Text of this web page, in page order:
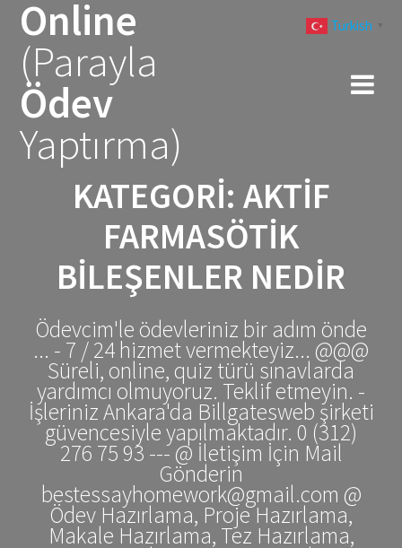
Online
(Parayla
Ödev
Yaptırma)
KATEGORI: AKTIF
FARMASÖTIK
BILEŞENLER NEDIR
Ödevcim'le ödevleriniz bir adım önde
... - 7 / 24 hizmet vermekteyiz... @@@
Süreli, online, quiz türü sınavlarda
yardımcı olmuyoruz. Teklif etmeyin. -
İşleriniz Ankara'da Billgatesweb şirketi
güvencesiyle yapılmaktadır. 0 (312)
276 75 93 --- @ İletişim İçin Mail
Gönderin
bestessayhomework@gmail.com @
Ödev Hazırlama, Proje Hazırlama,
Makale Hazırlama, Tez Hazırlama,
Turkish ▼